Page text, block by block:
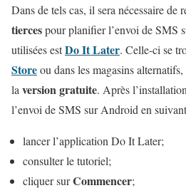
Dans de tels cas, il sera nécessaire de
tiercespour planifier l’envoi de SMS
utilisées estDo It Later. Celle-ci se
Storeou dans les magasins
la version gratuite. Après
l’envoi de SMS sur Android en
lancer l’application Do It Later;
consulter le tutoriel;
cliquer surCommencer;